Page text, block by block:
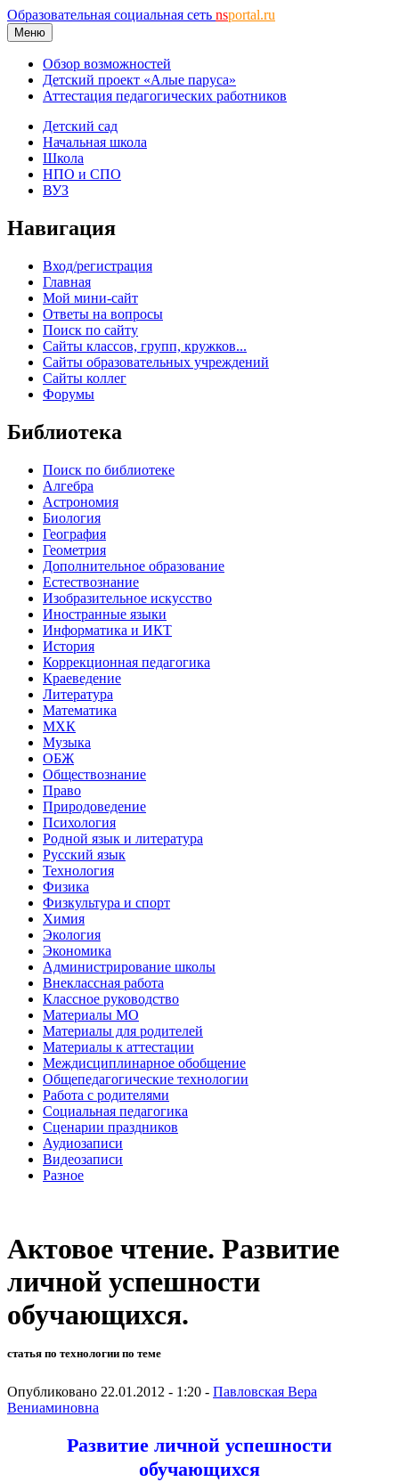
Образовательная социальная сеть nsportal.ru
Меню
Обзор возможностей
Детский проект «Алые паруса»
Аттестация педагогических работников
Детский сад
Начальная школа
Школа
НПО и СПО
ВУЗ
Навигация
Вход/регистрация
Главная
Мой мини-сайт
Ответы на вопросы
Поиск по сайту
Сайты классов, групп, кружков...
Сайты образовательных учреждений
Сайты коллег
Форумы
Библиотека
Поиск по библиотеке
Алгебра
Астрономия
Биология
География
Геометрия
Дополнительное образование
Естествознание
Изобразительное искусство
Иностранные языки
Информатика и ИКТ
История
Коррекционная педагогика
Краеведение
Литература
Математика
МХК
Музыка
ОБЖ
Обществознание
Право
Природоведение
Психология
Родной язык и литература
Русский язык
Технология
Физика
Физкультура и спорт
Химия
Экология
Экономика
Администрирование школы
Внеклассная работа
Классное руководство
Материалы МО
Материалы для родителей
Материалы к аттестации
Междисциплинарное обобщение
Общепедагогические технологии
Работа с родителями
Социальная педагогика
Сценарии праздников
Аудиозаписи
Видеозаписи
Разное
Актовое чтение. Развитие
личной успешности
обучающихся.
статья по технологии по теме
Опубликовано 22.01.2012 - 1:20 - Павловская Вера
Вениаминовна
Развитие личной успешности
обучающихся